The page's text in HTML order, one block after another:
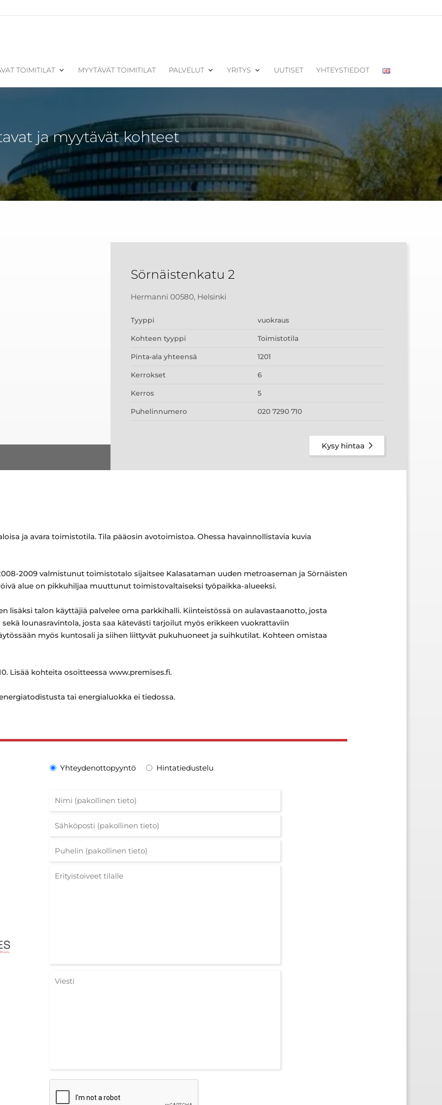
TOIMITILAT MYYTÄVÄT TOIMITILAT PALVELUT YRITYS UUTISET YHTEYSTIEDOT
ja myytävät kohteet
Sörnäistenkatu 2
Hermanni 00580, Helsinki
Tyyppi vuokraus
Kohteen tyyppi Toimistotila
Pinta-ala yhteensä 1201
Kerrokset 6
Kerros 5
Puhelinnumero 020 7290 710
Kysy hintaa
ja avara toimistotila. Tila pääosin avotoimistoa. Ohessa havainnollistavia kuvia
2009 valmistunut toimistotalo sijaitsee Kalasataman uuden metroaseman ja Sörnäisten
alue on pikkuhiljaa muuttunut toimistovaltaiseksi työpaikka-alueeksi.
lisäksi talon käyttäjiä palvelee oma parkkihalli. Kiinteistössä on aulavastaanotto, josta
lounasravintola, josta saa kätevästi tarjoilut myös erikkeen vuokrattaviin
myös kuntosali ja siihen liittyvät pukuhuoneet ja suihkutilat. Kohteen omistaa
Lisää kohteita osoitteessa www.premises.fi.
tai energialuokka ei tiedossa.
Yhteydenottopyyntö Hintatiedustelu